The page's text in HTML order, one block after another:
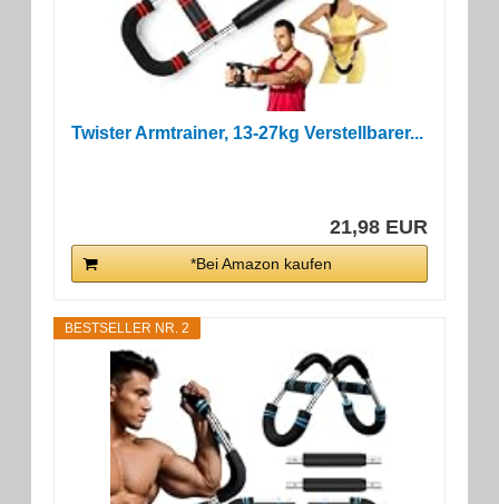
Twister Armtrainer, 13-27kg Verstellbarer...
21,98 EUR
*Bei Amazon kaufen
BESTSELLER NR. 2